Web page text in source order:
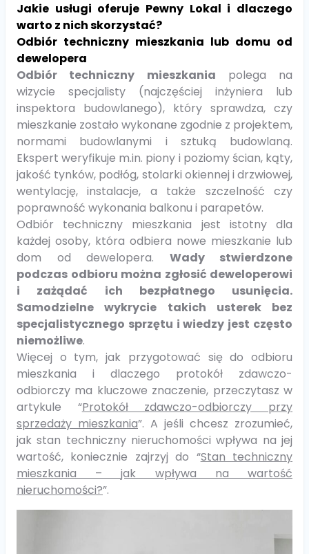
Jakie usługi oferuje Pewny Lokal i dlaczego
warto z nich skorzystać?
Odbiór techniczny mieszkania lub domu od
dewelopera
Odbiór techniczny mieszkania polega na
wizycie specjalisty (najczęściej inżyniera lub
inspektora budowlanego), który sprawdza, czy
mieszkanie zostało wykonane zgodnie z projektem,
normami budowlanymi i sztuką budowlaną.
Ekspert weryfikuje m.in. piony i poziomy ścian, kąty,
jakość tynków, podłóg, stolarki okiennej i drzwiowej,
wentylację, instalacje, a także szczelność czy
poprawność wykonania balkonu i parapetów.
Odbiór techniczny mieszkania jest istotny dla
każdej osoby, która odbiera nowe mieszkanie lub
dom od dewelopera. Wady stwierdzone
podczas odbioru można zgłosić deweloperowi
i zażądać ich bezpłatnego usunięcia.
Samodzielne wykrycie takich usterek bez
specjalistycznego sprzętu i wiedzy jest często
niemożliwe.
Więcej o tym, jak przygotować się do odbioru
mieszkania i dlaczego protokół zdawczo-
odbiorczy ma kluczowe znaczenie, przeczytasz w
artykule “Protokół zdawczo-odbiorczy przy
sprzedaży mieszkania”. A jeśli chcesz zrozumieć,
jak stan techniczny nieruchomości wpływa na jej
wartość, koniecznie zajrzyj do “Stan techniczny
mieszkania – jak wpływa na wartość
nieruchomości?”.